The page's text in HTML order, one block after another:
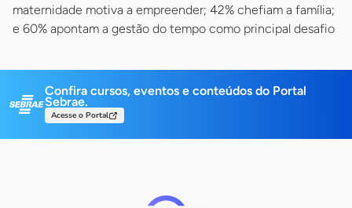
maternidade motiva a empreender; 42% chefiam a família;
e 60% apontam a gestão do tempo como principal desafio
Confira cursos, eventos e conteúdos do Portal
Sebrae.
Acesse o Portal